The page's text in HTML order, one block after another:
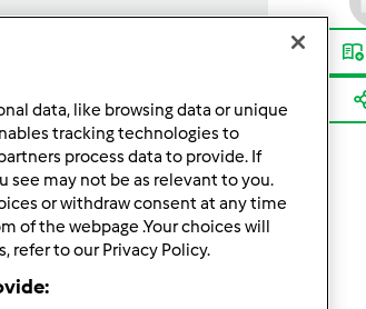
porcja/porcje/porcji
1kawałek/kawałki/kawałków
Średni
data, like browsing data or unique
tracking technologies to
process data to provide. If
see may not be as relevant to you.
or withdraw consent at any time
of the webpage .Your choices will
refer to our Privacy Policy.